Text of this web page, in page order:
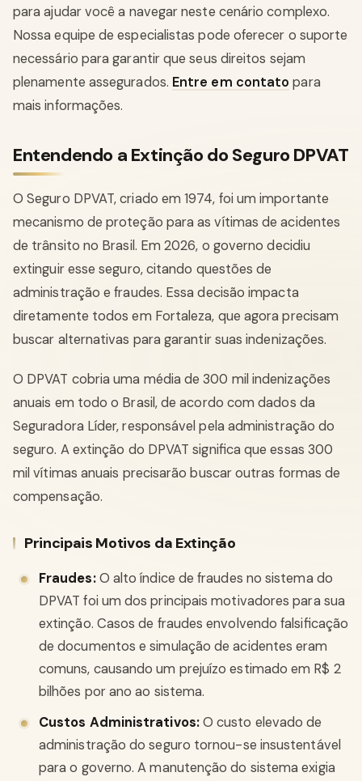
para ajudar você a navegar neste cenário complexo.
Nossa equipe de especialistas pode oferecer o suporte
necessário para garantir que seus direitos sejam
plenamente assegurados. Entre em contato para
mais informações.
Entendendo a Extinção do Seguro DPVAT
O Seguro DPVAT, criado em 1974, foi um importante
mecanismo de proteção para as vítimas de acidentes
de trânsito no Brasil. Em 2026, o governo decidiu
extinguir esse seguro, citando questões de
administração e fraudes. Essa decisão impacta
diretamente todos em Fortaleza, que agora precisam
buscar alternativas para garantir suas indenizações.
O DPVAT cobria uma média de 300 mil indenizações
anuais em todo o Brasil, de acordo com dados da
Seguradora Líder, responsável pela administração do
seguro. A extinção do DPVAT significa que essas 300
mil vítimas anuais precisarão buscar outras formas de
compensação.
Principais Motivos da Extinção
Fraudes:O alto índice de fraudes no sistema do
DPVAT foi um dos principais motivadores para sua
extinção. Casos de fraudes envolvendo falsificação
de documentos e simulação de acidentes eram
comuns, causando um prejuízo estimado em R$ 2
bilhões por ano ao sistema.
Custos Administrativos:O custo elevado de
administração do seguro tornou-se insustentável
para o governo. A manutenção do sistema exigia